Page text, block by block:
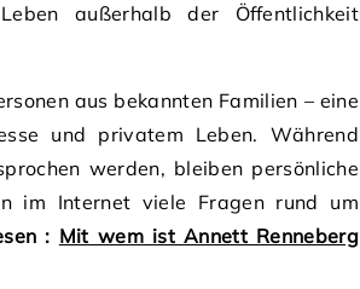
außerhalb der Öffentlichkeit
aus bekannten Familien – eine
und privatem Leben. Während
werden, bleiben persönliche
im Internet viele Fragen rund um
: Mit wem ist Annett Renneberg